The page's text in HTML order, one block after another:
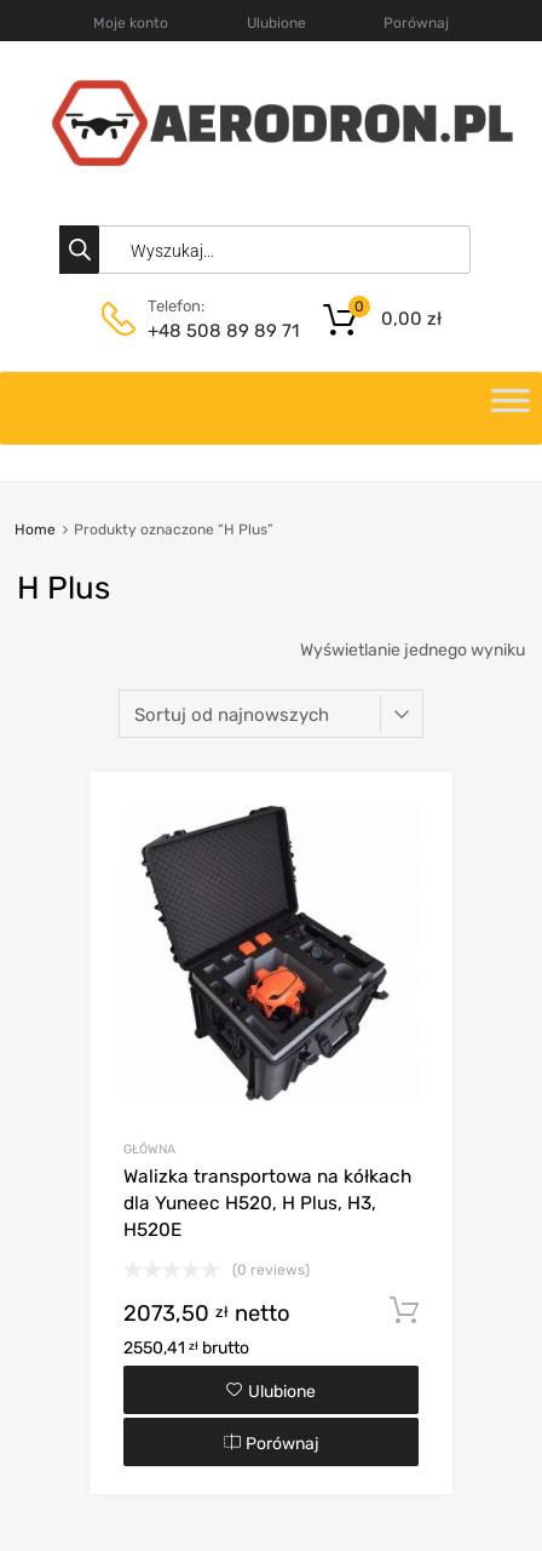
Moje konto Ulubione Porównaj
Telefon:
+48 508 89 89 71
0,00 zł
0
Home Produkty oznaczone “H Plus”
H Plus
Wyświetlanie jednego wyniku
GŁÓWNA
Walizka transportowa na kółkach
dla Yuneec H520, H Plus, H3,
H520E
(0 reviews)
2073,50 zł netto
2550,41 zł brutto
Ulubione
Porównaj